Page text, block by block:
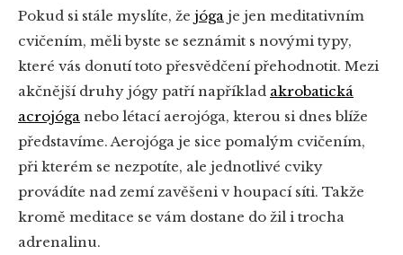
Pokud si stále myslíte, že jóga je jen meditativním
cvičením, měli byste se seznámit s novými typy,
které vás donutí toto přesvědčení přehodnotit. Mezi
akčnější druhy jógy patří například akrobatická
acrojóga nebo létací aerojóga, kterou si dnes blíže
představíme. Aerojóga je sice pomalým cvičením,
při kterém se nezpotíte, ale jednotlivé cviky
provádíte nad zemí zavěšeni v houpací síti. Takže
kromě meditace se vám dostane do žil i trocha
adrenalinu.